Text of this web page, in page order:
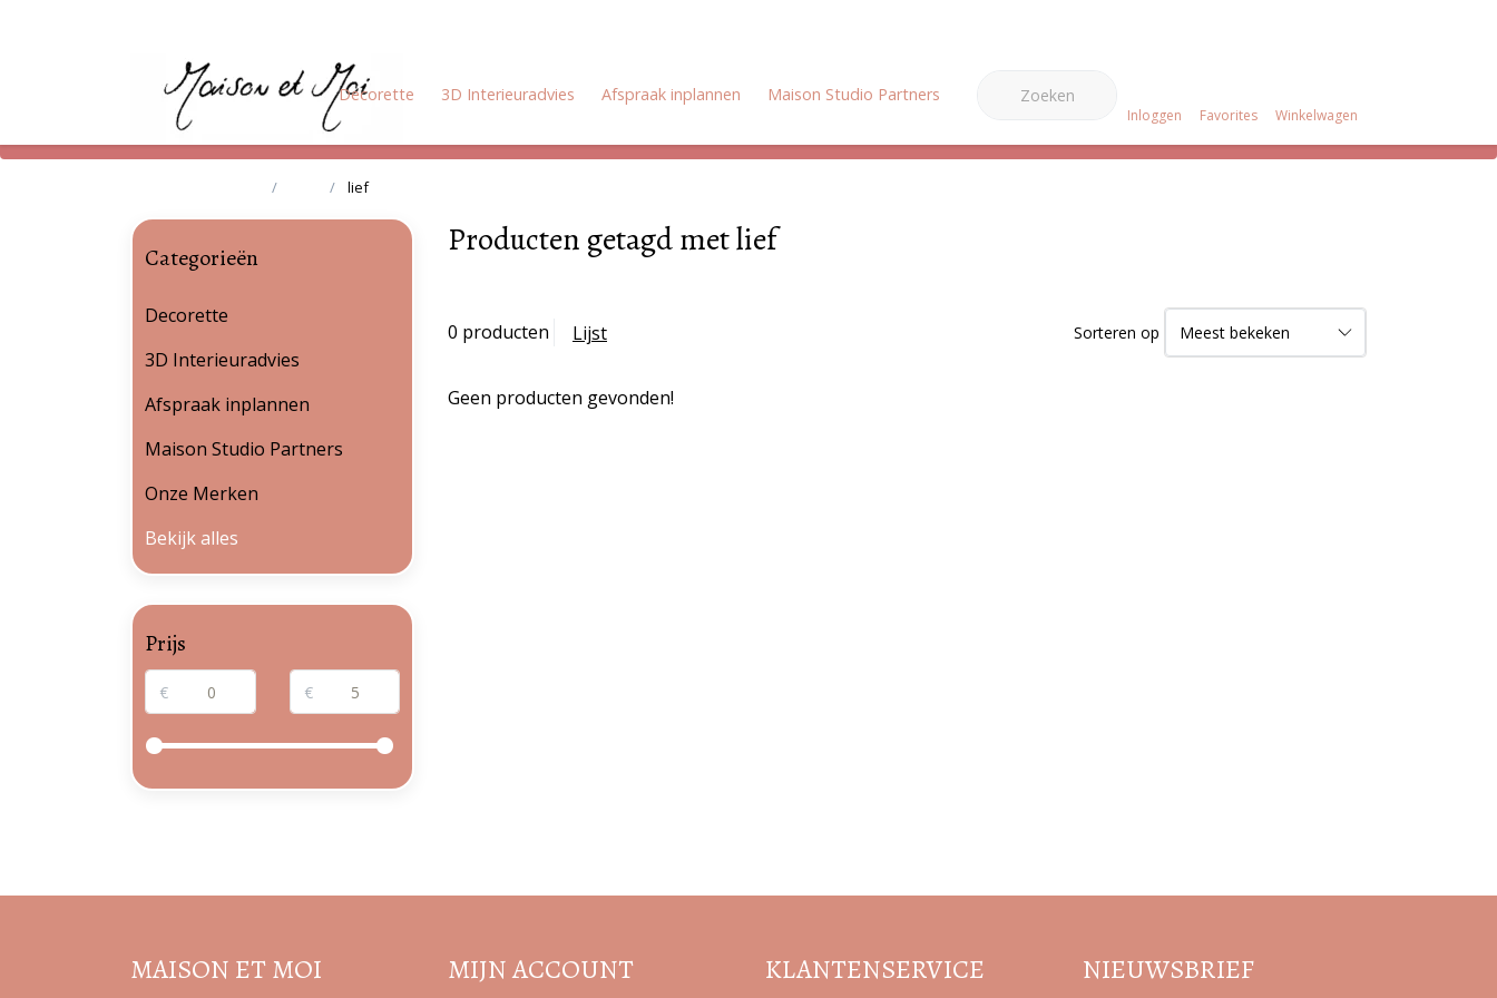
Decorette 3D Interieuradvies Afspraak inplannen Maison Studio Partners Onze Merken
Inloggen Favorites Winkelwagen
lief
Producten getagd met lief
0 producten Lijst Sorteren op
Geen producten gevonden!
Categorieën
Decorette
3D Interieuradvies
Afspraak inplannen
Maison Studio Partners
Onze Merken
Bekijk alles
Prijs
€ €
Volg de nieuwste trends en acties
MAISON ET MOI MIJN ACCOUNT KLANTENSERVICE NIEUWSBRIEF